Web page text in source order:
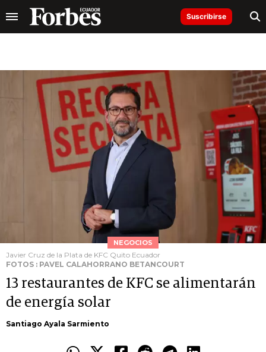
Suscribirse
NEGOCIOS
Javier Cruz de la Plata de KFC Quito Ecuador
FOTOS : PAVEL CALAHORRANO BETANCOURT
13 restaurantes de KFC se alimentarán
de energía solar
Santiago Ayala Sarmiento